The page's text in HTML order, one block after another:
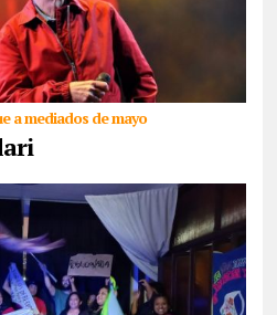
a mediados de mayo
a los 77 años en su casa de Parque
Mal de Parkinson. La familia
...